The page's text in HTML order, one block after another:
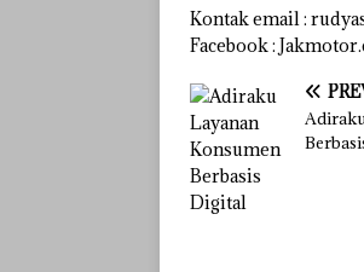
Kontak email :
Facebook :